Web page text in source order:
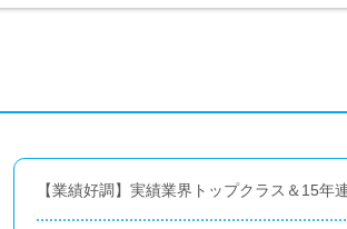
【業績好調】実績業界トップクラス＆15年